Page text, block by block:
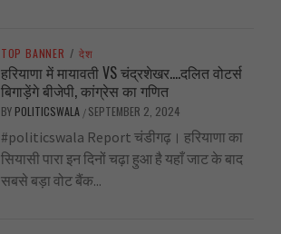
TOP BANNER / देश
हरियाणा में मायावती VS चंद्रशेखर….दलित वोटर्स
बिगाड़ेंगे बीजेपी, कांग्रेस का गणित
BY POLITICSWALA / SEPTEMBER 2, 2024
#politicswala Report चंडीगढ़। हरियाणा का
सियासी पारा इन दिनों चढ़ा हुआ है यहाँ जाट के बाद
सबसे बड़ा वोट बैंक...